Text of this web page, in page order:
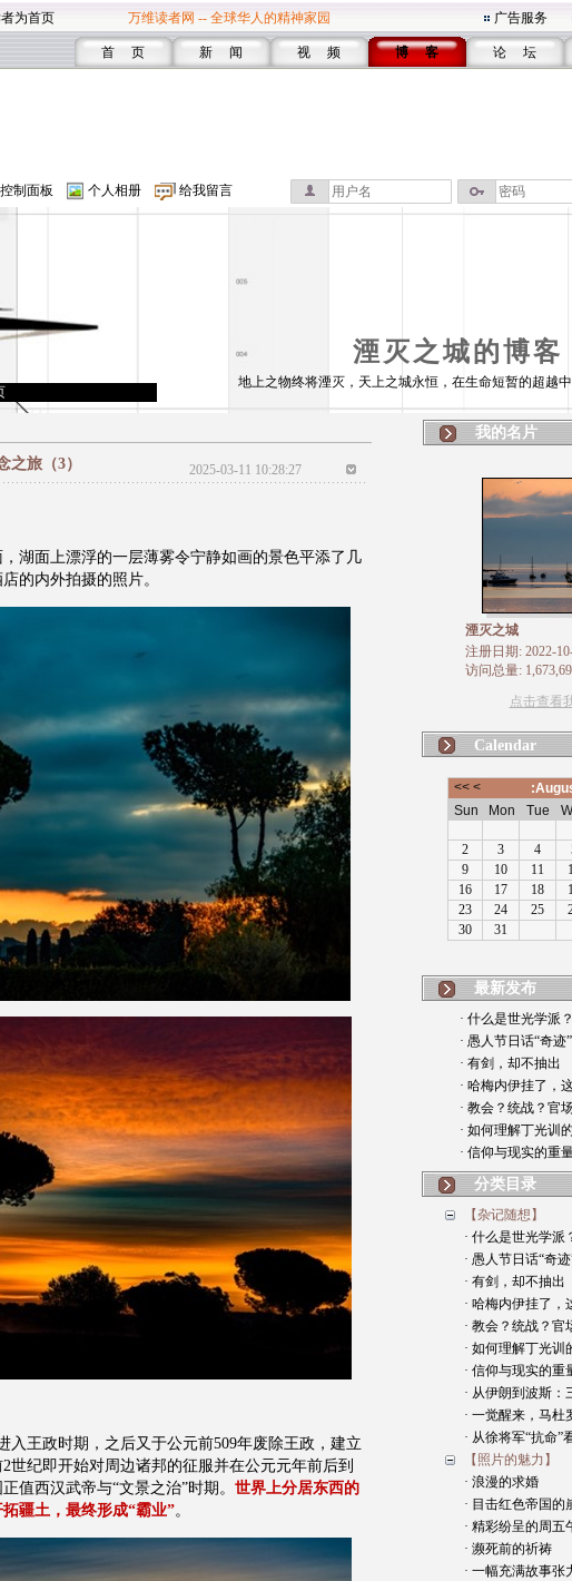
为首页 万维读者网 -- 全球华人的精神家园 广告服务
首 页 新 闻 视 频 博 客 论 坛
控制面板 个人相册 给我留言
湮灭之城的博客
地上之物终将湮灭，天上之城永恒，在生命短暂的超越中
旅（3） 2025-03-11 10:28:27
湖面上漂浮的一层薄雾令宁静如画的景色平添了几
的内外拍摄的照片。
入王政时期，之后又于公元前509年废除王政，建立
2世纪即开始对周边诸邦的征服并在公元元年前后到
值西汉武帝与“文景之治”时期。 世界上分居东西的
疆土，最终形成“霸业”。
我的名片
湮灭之城
注册日期: 2022-
访问总量:
点击查看
Calendar
最新发布
· 什么是世光学
· 愚人节日话“奇迹”
· 有剑，却不抽出
· 哈梅内伊挂了，
· 教会？统战？
· 如何理解丁光训
· 信仰与现实的
分类目录
【杂记随想】
· 什么是世光学
· 愚人节日话“奇迹
· 有剑，却不抽出
· 哈梅内伊挂了，
· 教会？统战？
· 如何理解丁光
· 信仰与现实的
· 从伊朗到波斯：
· 一觉醒来，马杜
· 从徐将军“抗命”
【照片的魅力】
· 浪漫的求婚
· 目击红色帝国
· 精彩纷呈的周五
· 濒死前的祈祷
· 一幅充满故事张